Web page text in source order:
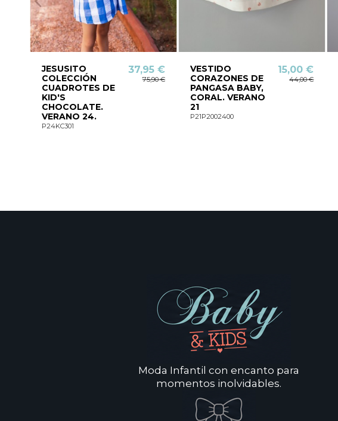
JESUSITO
COLECCIÓN
CUADROTES DE
KID'S
CHOCOLATE.
VERANO 24.
P24KC301
37,95 €
75,90 €
VESTIDO
CORAZONES DE
PANGASA BABY,
CORAL. VERANO
21
P21P2002400
15,00 €
44,00 €
Moda Infantil con encanto para
momentos inolvidables.